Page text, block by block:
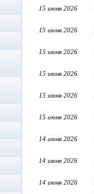
15 июня 2026
15 июня 2026
15 июня 2026
15 июня 2026
15 июня 2026
15 июня 2026
14 июня 2026
14 июня 2026
14 июня 2026